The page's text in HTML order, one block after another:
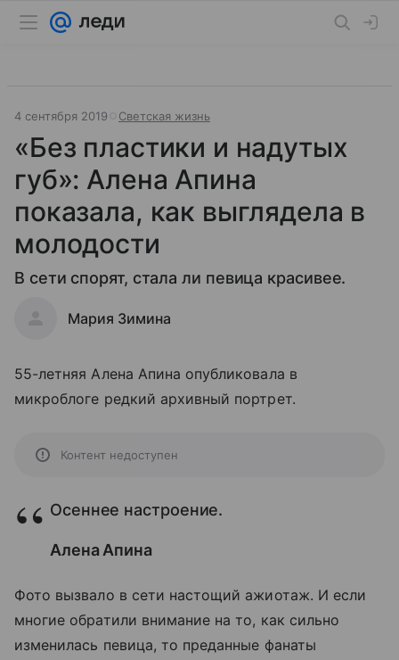
4 сентября 2019 Светская жизнь
«Без пластики и надутых
губ»: Алена Апина
показала, как выглядела в
молодости
В сети спорят, стала ли певица красивее.
Мария Зимина
55-летняя Алена Апина опубликовала в
микроблоге редкий архивный портрет.
Контент недоступен
Осеннее настроение.
Алена Апина
Фото вызвало в сети настощий ажиотаж. И если
многие обратили внимание на то, как сильно
изменилась певица, то преданные фанаты